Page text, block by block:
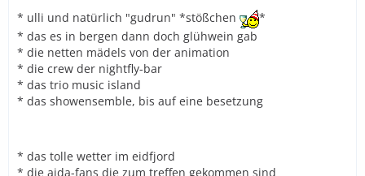
* ulli und natürlich "gudrun" *stößchen
*
* das es in bergen dann doch glühwein gab
* die netten mädels von der animation
* die crew der nightfly-bar
* das trio music island
* das showensemble, bis auf eine besetzung
* das tolle wetter im eidfjord
* die aida-fans die zum treffen gekommen sind